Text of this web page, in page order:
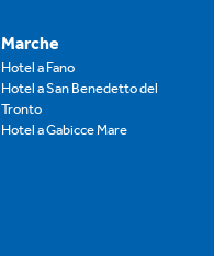
Marche
Hotel a Fano
Hotel a San Benedetto del
Tronto
Hotel a Gabicce Mare